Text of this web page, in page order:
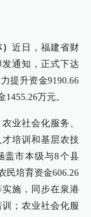
）近日，福建省财
通知，正式下达
提升资金9190.66
万元。
业社会化服务、
培训和基层农技
盖市本级与8个县
民培育资金606.26
施，同步在泉港
；农业社会化服